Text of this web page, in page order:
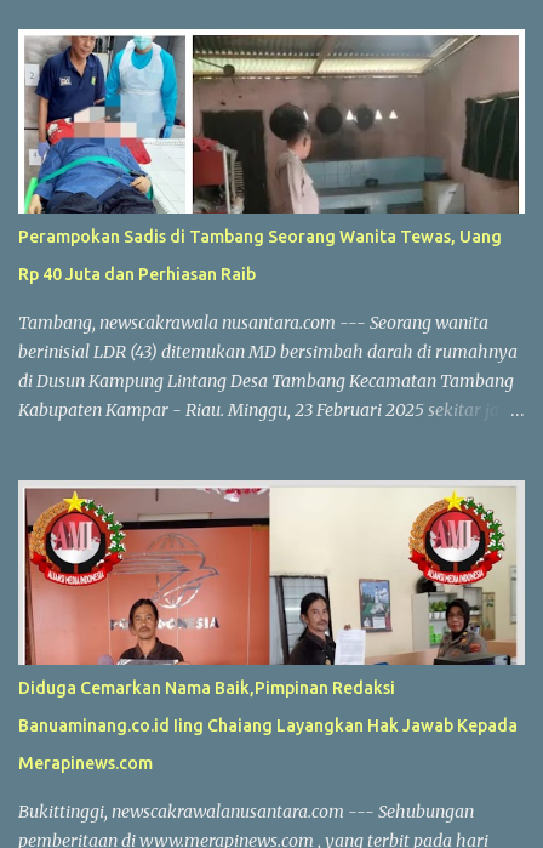
Perampokan Sadis di Tambang Seorang Wanita Tewas, Uang
Rp 40 Juta dan Perhiasan Raib
Tambang, newscakrawala nusantara.com --- Seorang wanita
berinisial LDR (43) ditemukan MD bersimbah darah di rumahnya
di Dusun Kampung Lintang Desa Tambang Kecamatan Tambang
Kabupaten Kampar - Riau. Minggu, 23 Februari 2025 sekitar jam
hilang. Kapolres Kampar AKBP Ronald Sumaja mengungkapkan
bahwa korban pertama kali ditemukan oleh anaknya R (17). Saat
itu R melihat pintu belakang rumah dalam kondisi terbuka dan
langsung masuk bersama saksi lain. "Mereka menemukan korban
dalam kondisi terlentang di dapur dengan tubuh kaku dan kepala
berlumuran darah," ungkap AKBP Ronald Sumaja. Di dekat jasad
korban, ditemukan dua buah tabung gas LPG 3 kg. Keluarga yang
panik segera membawa korban ke RS Aulia, tetapi dokter
memastikan bahwa korban sudah meninggal dunia. Hasil
pemeriksaan polisi menunjukkan adanya tanda-tanda kekerasan
Diduga Cemarkan Nama Baik,Pimpinan Redaksi
Banuaminang.co.id Iing Chaiang Layangkan Hak Jawab Kepada
Merapinews.com
Bukittinggi, newscakrawalanusantara.com --- Sehubungan
pemberitaan di www.merapinews.com , yang terbit pada hari